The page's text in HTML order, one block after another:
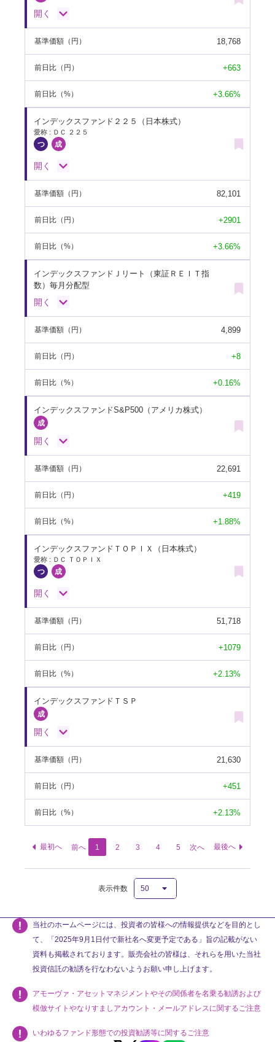
開く
基準価額 （円） 18,768
前日比 （円） +663
前日比 （%） +3.66%
インデックスファンド２２５（日本株式）
愛称 : ＤＣ ２２５
開く
基準価額 （円） 82,101
前日比 （円） +2901
前日比 （%） +3.66%
インデックスファンドＪリート（東証ＲＥＩＴ指
数）毎月分配型
開く
基準価額 （円） 4,899
前日比 （円） +8
前日比 （%） +0.16%
インデックスファンドS&P500（アメリカ株式）
開く
基準価額 （円） 22,691
前日比 （円） +419
前日比 （%） +1.88%
インデックスファンドＴＯＰＩＸ（日本株式）
愛称 : ＤＣ ＴＯＰＩＸ
開く
基準価額 （円） 51,718
前日比 （円） +1079
前日比 （%） +2.13%
インデックスファンドＴＳＰ
開く
基準価額 （円） 21,630
前日比 （円） +451
前日比 （%） +2.13%
最初へ 前へ 1 2 3 4 5 次へ 最後へ
表示件数
当社のホームページには、投資者の皆様への情報提供などを目的とし
て、「2025年9月1日付で新社名へ変更予定である」旨の記載がない
資料も掲載されております。販売会社の皆様は、それらを用いた当社
投資信託の勧誘を行なわないようお願い申し上げます。
アモーヴァ・アセットマネジメントやその関係者を名乗る勧誘および
模倣サイトやなりすましアカウント・メールアドレスに関するご注意
いわゆるファンド形態での投資勧誘等に関するご注意